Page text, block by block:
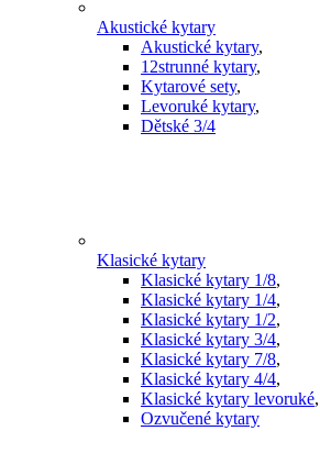
Akustické kytary
Akustické kytary,
12strunné kytary,
Kytarové sety,
Levoruké kytary,
Dětské 3/4
Klasické kytary
Klasické kytary 1/8,
Klasické kytary 1/4,
Klasické kytary 1/2,
Klasické kytary 3/4,
Klasické kytary 7/8,
Klasické kytary 4/4,
Klasické kytary levoruké,
Ozvučené kytary